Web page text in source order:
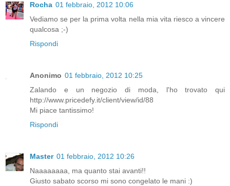
Rocha 01 febbraio, 2012 10:06
Vediamo se per la prima volta nella mia vita riesco a vincere
qualcosa ;-)
Rispondi
Anonimo 01 febbraio, 2012 10:25
Zalando e un negozio di moda, l'ho trovato qui
http://www.pricedefy.it/client/view/id/88
Mi piace tantissimo!
Rispondi
Master 01 febbraio, 2012 10:26
Naaaaaaaa, ma quanto stai avanti!!
Giusto sabato scorso mi sono congelato le mani :)